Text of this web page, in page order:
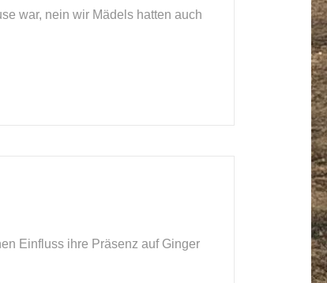
war, nein wir Mädels hatten auch
Einfluss ihre Präsenz auf Ginger